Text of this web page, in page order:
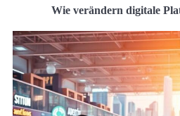
Wie verändern digitale